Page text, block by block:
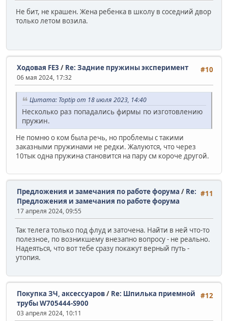
Не бит, не крашен. Жена ребенка в школу в соседний двор
только летом возила.
#10
Ходовая FE3 / Re: Задние пружины эксперимент
06 мая 2024, 17:32
Цитата: Toptip от 18 июля 2023, 14:40
Несколько раз попадались фирмы по изготовлению
пружин.
Не помню о ком была речь, но проблемы с такими
заказными пружинами не редки. Жалуются, что через
10тык одна пружина становится на пару см короче другой.
#11
Предложения и замечания по работе форума / Re:
Предложения и замечания по работе форума
17 апреля 2024, 09:55
Так телега только под флуд и заточена. Найти в ней что-то
полезное, по возникшему внезапно вопросу - не реально.
Надеяться, что вот тебе сразу покажут верный путь -
утопия.
#12
Покупка ЗЧ, аксессуаров/ Re: Шпилька приемной
трубы W705444-S900
03 апреля 2024, 10:11